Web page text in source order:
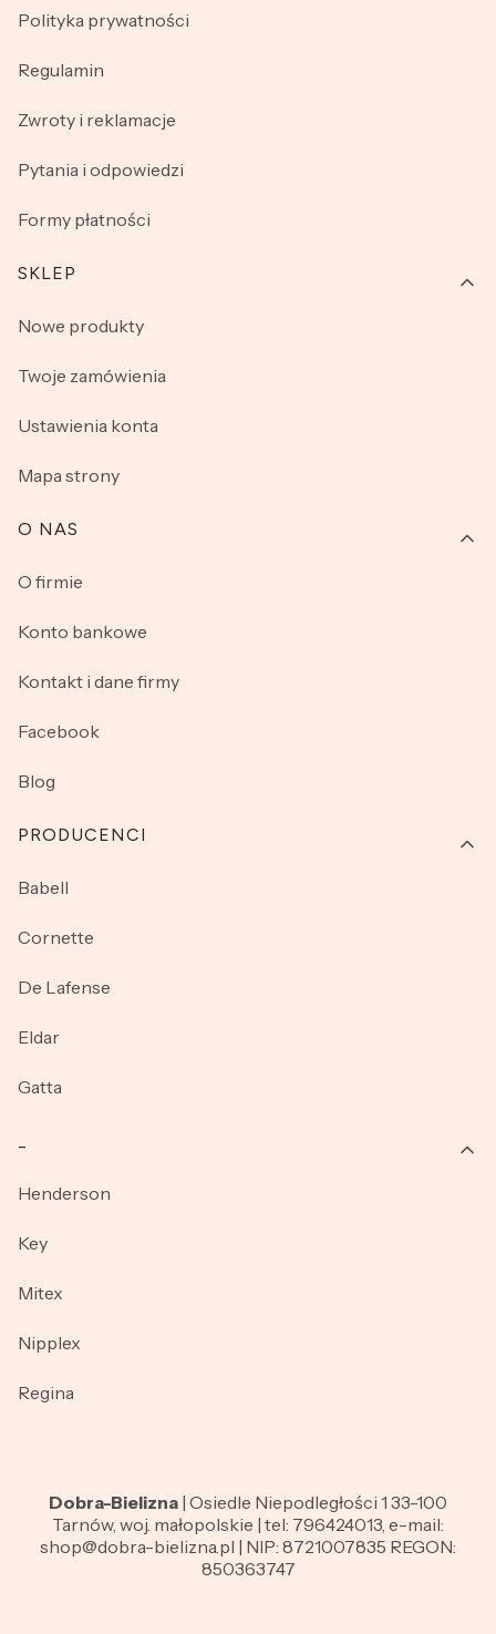
Polityka prywatności
Regulamin
Zwroty i reklamacje
Pytania i odpowiedzi
Formy płatności
SKLEP
Nowe produkty
Twoje zamówienia
Ustawienia konta
Mapa strony
O NAS
O firmie
Konto bankowe
Kontakt i dane firmy
Facebook
Blog
PRODUCENCI
Babell
Cornette
De Lafense
Eldar
Gatta
Henderson
Key
Mitex
Nipplex
Regina
Dobra-Bielizna | Osiedle Niepodległości 1 33-100
Tarnów, woj. małopolskie | tel: 796424013, e-mail:
shop@dobra-bielizna.pl | NIP: 8721007835 REGON:
850363747